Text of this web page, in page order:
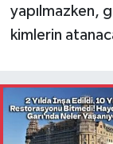
yapılmazken,
kimlerin